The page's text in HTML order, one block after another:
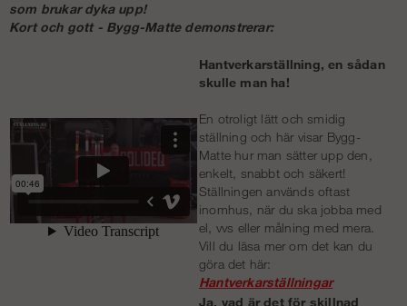
som brukar dyka upp!
Kort och gott - Bygg-Matte demonstrerar:
Hantverkarställning, en sådan
skulle man ha!
En otroligt lätt och smidig
ställning och här visar Bygg-
Matte hur man sätter upp den,
enkelt, snabbt och säkert!
Ställningen används oftast
inomhus, när du ska jobba med
el, vvs eller målning med mera.
Vill du läsa mer om det kan du
göra det här:
Hantverkarställningar
Ja, vad är det för skillnad